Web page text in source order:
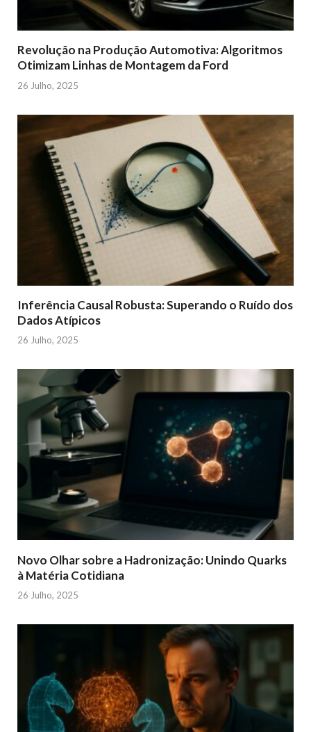
Revolução na Produção Automotiva: Algoritmos
Otimizam Linhas de Montagem da Ford
26 Julho, 2025
Inferência Causal Robusta: Superando o Ruído dos
Dados Atípicos
26 Julho, 2025
Novo Olhar sobre a Hadronização: Unindo Quarks
à Matéria Cotidiana
26 Julho, 2025